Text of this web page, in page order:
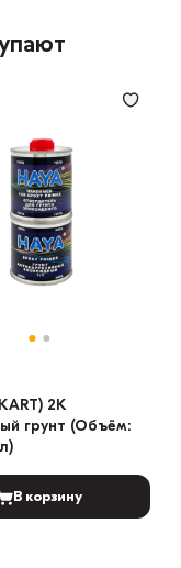
2K
(Объём:
В корзину